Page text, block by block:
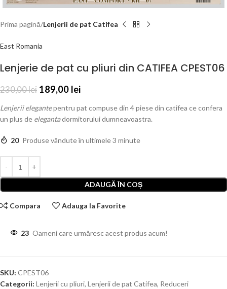
Prima pagină Lenjerii de pat Catifea
East Romania
Lenjerie de pat cu pliuri din CATIFEA CPEST06
230,00lei 189,00 lei
Lenjerii elegantepentru pat compuse din 4 piese din catifea ce confera
un plus de elegantadormitorului dumneavoastra.
20 Produse vândute în ultimele 3 minute
ADAUGĂ ÎN COȘ
Compara Adauga la Favorite
23 Oameni care urmăresc acest produs acum!
SKU: CPEST06
Categorii: Lenjerii cu pliuri, Lenjerii de pat Catifea, Reduceri